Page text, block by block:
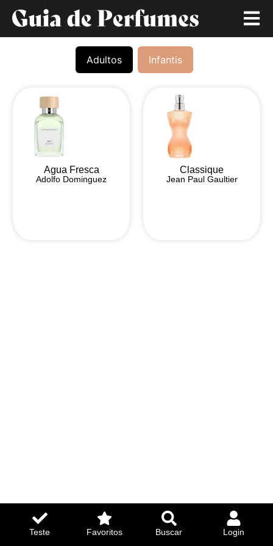
Adultos Infantis
Agua Fresca
Adolfo Dominguez
Classique
Jean Paul Gaultier
Teste Favoritos Buscar Login